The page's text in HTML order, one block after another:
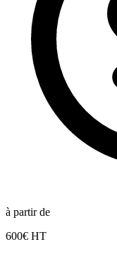
à partir de
600€ HT